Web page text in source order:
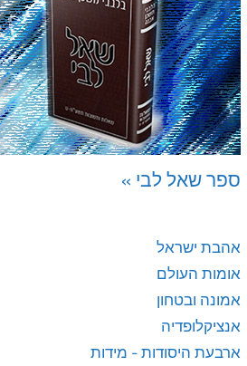
ספר שאל לבי »
אהבת ישראל
אומות העולם
אמונה ובטחון
אנציקלופדיה
ארבעת היסודות - מידות